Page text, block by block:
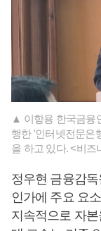
▲ 이항용 한국금융
행한 '인터넷전문은
을 하고 있다. <비즈
정우현 금융감
인가에 주요 요
지속적으로 자